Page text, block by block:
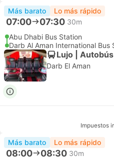
Más barato Lo más rápido
07:00 07:30 30m
Abu Dhabi Bus Station
Darb Al Aman International Bus
Lujo | Autobús
Darb El Aman
Impuestos
Más barato Lo más rápido
08:00 08:30 30m